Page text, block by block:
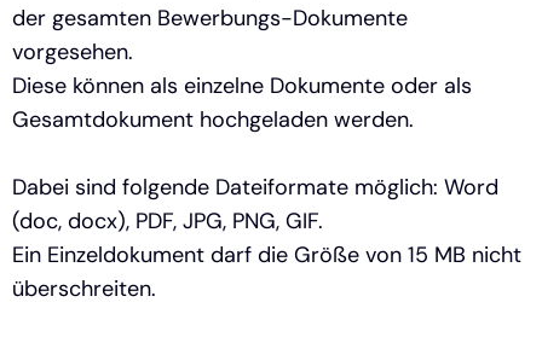
der gesamten Bewerbungs-Dokumente
vorgesehen.
Diese können als einzelne Dokumente oder als
Gesamtdokument hochgeladen werden.
Dabei sind folgende Dateiformate möglich: Word
(doc, docx), PDF, JPG, PNG, GIF.
Ein Einzeldokument darf die Größe von 15 MB nicht
überschreiten.